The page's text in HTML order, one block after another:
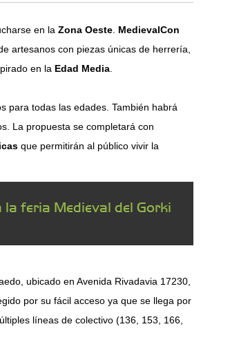
en laZona Oeste MedievalCon
artesanos con piezas únicas de herrería,
en la Edad Media
para todas las edades. También habrá
La propuesta se completará con
que permitirán al público vivir la
feria Medieval del Gorki
ubicado en Avenida Rivadavia 17230,
por su fácil acceso ya que se llega por
líneas de colectivo (136, 153, 166,